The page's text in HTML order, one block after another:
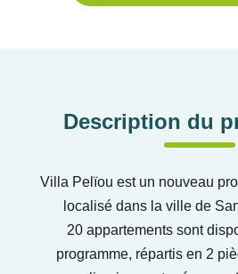
Description du
Villa Pelïou est un nouveau
localisé dans la ville de
20 appartements sont
programme, répartis en 2